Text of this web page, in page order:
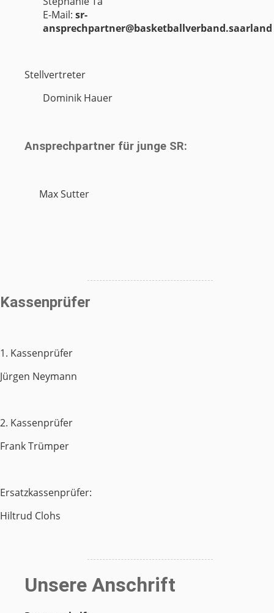
E-Mail: sr-
ansprechpartner@basketballverband.saarland
Stellvertreter
Dominik Hauer
Ansprechpartner für junge SR:
Max Sutter
Kassenprüfer
1. Kassenprüfer
Jürgen Neymann
2. Kassenprüfer
Frank Trümper
Ersatzkassenprüfer:
Hiltrud Clohs
Unsere Anschrift